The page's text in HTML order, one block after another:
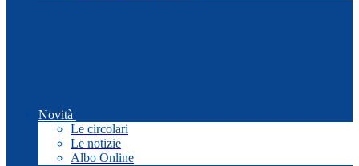
Novità
Le circolari
Le notizie
Albo Online